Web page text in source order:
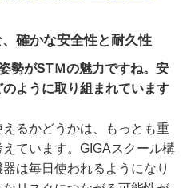
確かな安全性と耐久性
勢がSTＭの魅力ですね。安
ように取り組まれています
るかどうかは、もっとも重
ています。GIGAスクール構
は毎日使われるようになり